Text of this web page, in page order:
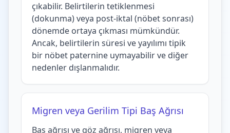
çıkabilir. Belirtilerin tetiklenmesi
(dokunma) veya post-iktal (nöbet sonrası)
dönemde ortaya çıkması mümkündür.
Ancak, belirtilerin süresi ve yayılımı tipik
bir nöbet paternine uymayabilir ve diğer
nedenler dışlanmalıdır.
Migren veya Gerilim Tipi Baş Ağrısı
Baş ağrısı ve göz ağrısı, migren veya